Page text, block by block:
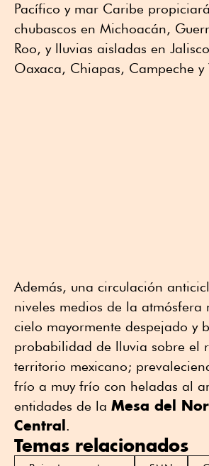
Pacífico y mar Caribe
chubascos en Michoacán,
Roo, y lluvias aisladas en
Oaxaca, Chiapas, Campeche y
Además, una circulación
niveles medios de la atmósfera
cielo mayormente despejado y
probabilidad de lluvia sobre el
territorio mexicano;
frío a muy frío con heladas al
entidades de la Mesa del
Central .
Temas relacionados